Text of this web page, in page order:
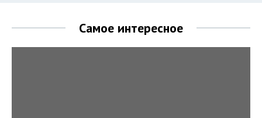
Самое интересное